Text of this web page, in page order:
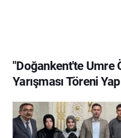
"Doğankent'te Umre
Yarışması Töreni